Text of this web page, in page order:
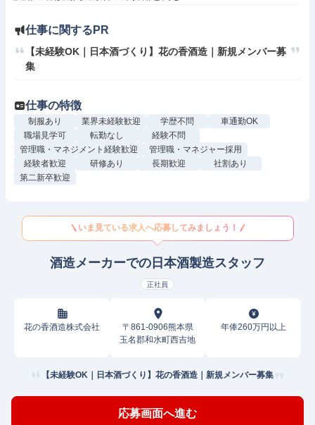
仕事に関するPR
【未経験OK｜日本酒づくり】花の香酒造｜新規メンバー募
集
仕事の特徴
制服あり 業界未経験歓迎 学歴不問
車通勤OK
職場見学可
転勤なし
経験不問
管理職・マネジメント経験歓迎
管理職・マネジャー採用
経験者歓迎
研修あり 長期歓迎
社割あり
第二新卒歓迎
いま見ている求人へ応募してみましょう！
酒造メーカーでの日本酒製造スタッフ
正社員
花の香酒造株式会社
〒861-0906熊本県
玉名郡和水町西吉地
年俸260万円以上
【未経験OK｜日本酒づくり】花の香酒造｜新規メンバー募集
応募画面へ進む